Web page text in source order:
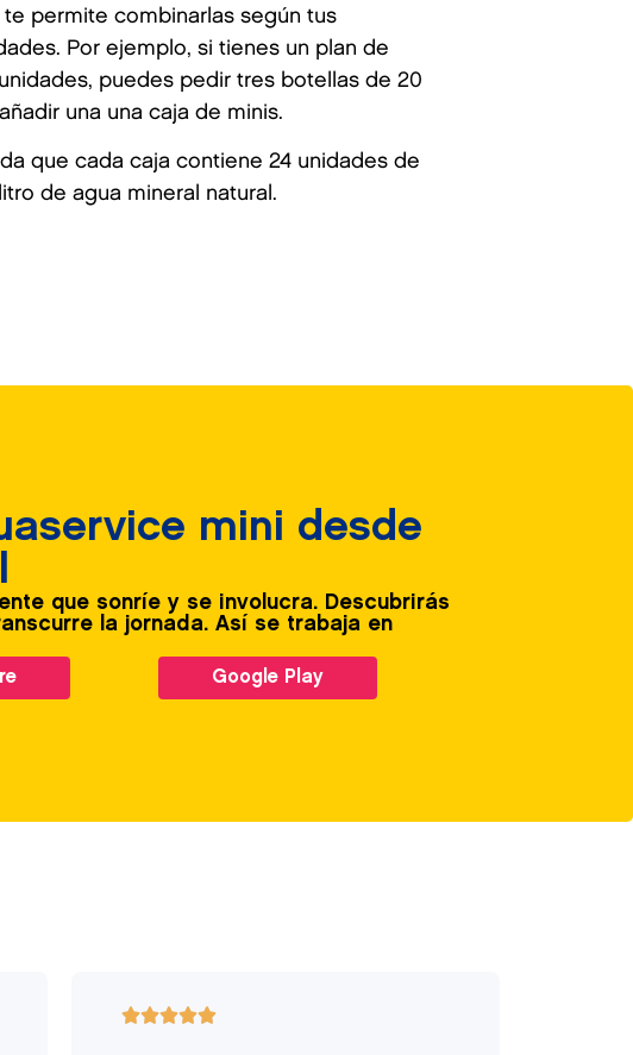
te permite combinarlas según tus
Por ejemplo, si tienes un plan de
puedes pedir tres botellas de 20
una una caja de minis.
que cada caja contiene 24 unidades de
de agua mineral natural.
mini desde
que sonríe y se involucra. Descubrirás
la jornada. Así se trabaja en
Google Play